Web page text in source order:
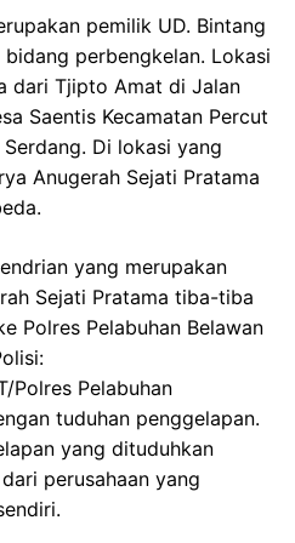
pemilik UD. Bintang
perbengkelan. Lokasi
dari Tjipto Amat di Jalan
Saentis Kecamatan Percut
Di lokasi yang
Anugerah Sejati Pratama
yang merupakan
Sejati Pratama tiba-tiba
Polres Pelabuhan Belawan
Polres Pelabuhan
tuduhan penggelapan.
yang dituduhkan
perusahaan yang